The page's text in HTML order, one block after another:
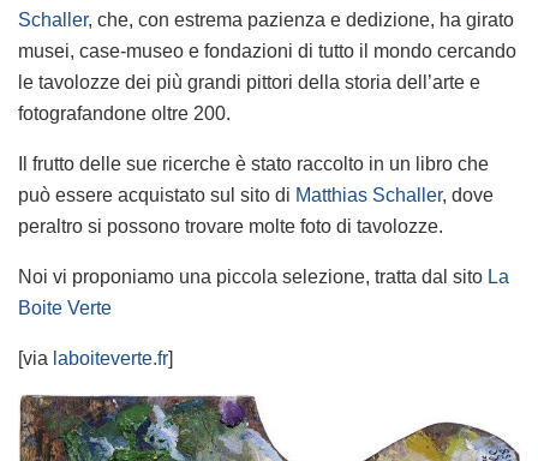
Schaller, che, con estrema pazienza e dedizione, ha girato
musei, case-museo e fondazioni di tutto il mondo cercando
le tavolozze dei più grandi pittori della storia dell’arte e
fotografandone oltre 200.
Il frutto delle sue ricerche è stato raccolto in un libro che
può essere acquistato sul sito di Matthias Schaller, dove
peraltro si possono trovare molte foto di tavolozze.
Noi vi proponiamo una piccola selezione, tratta dal sito La
Boite Verte
[via laboiteverte.fr]